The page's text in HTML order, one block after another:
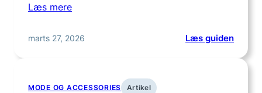
Læs mere
marts 27, 2026 Læs guiden:
Hygge
hele
MODE OG ACCESSORIES Artikel